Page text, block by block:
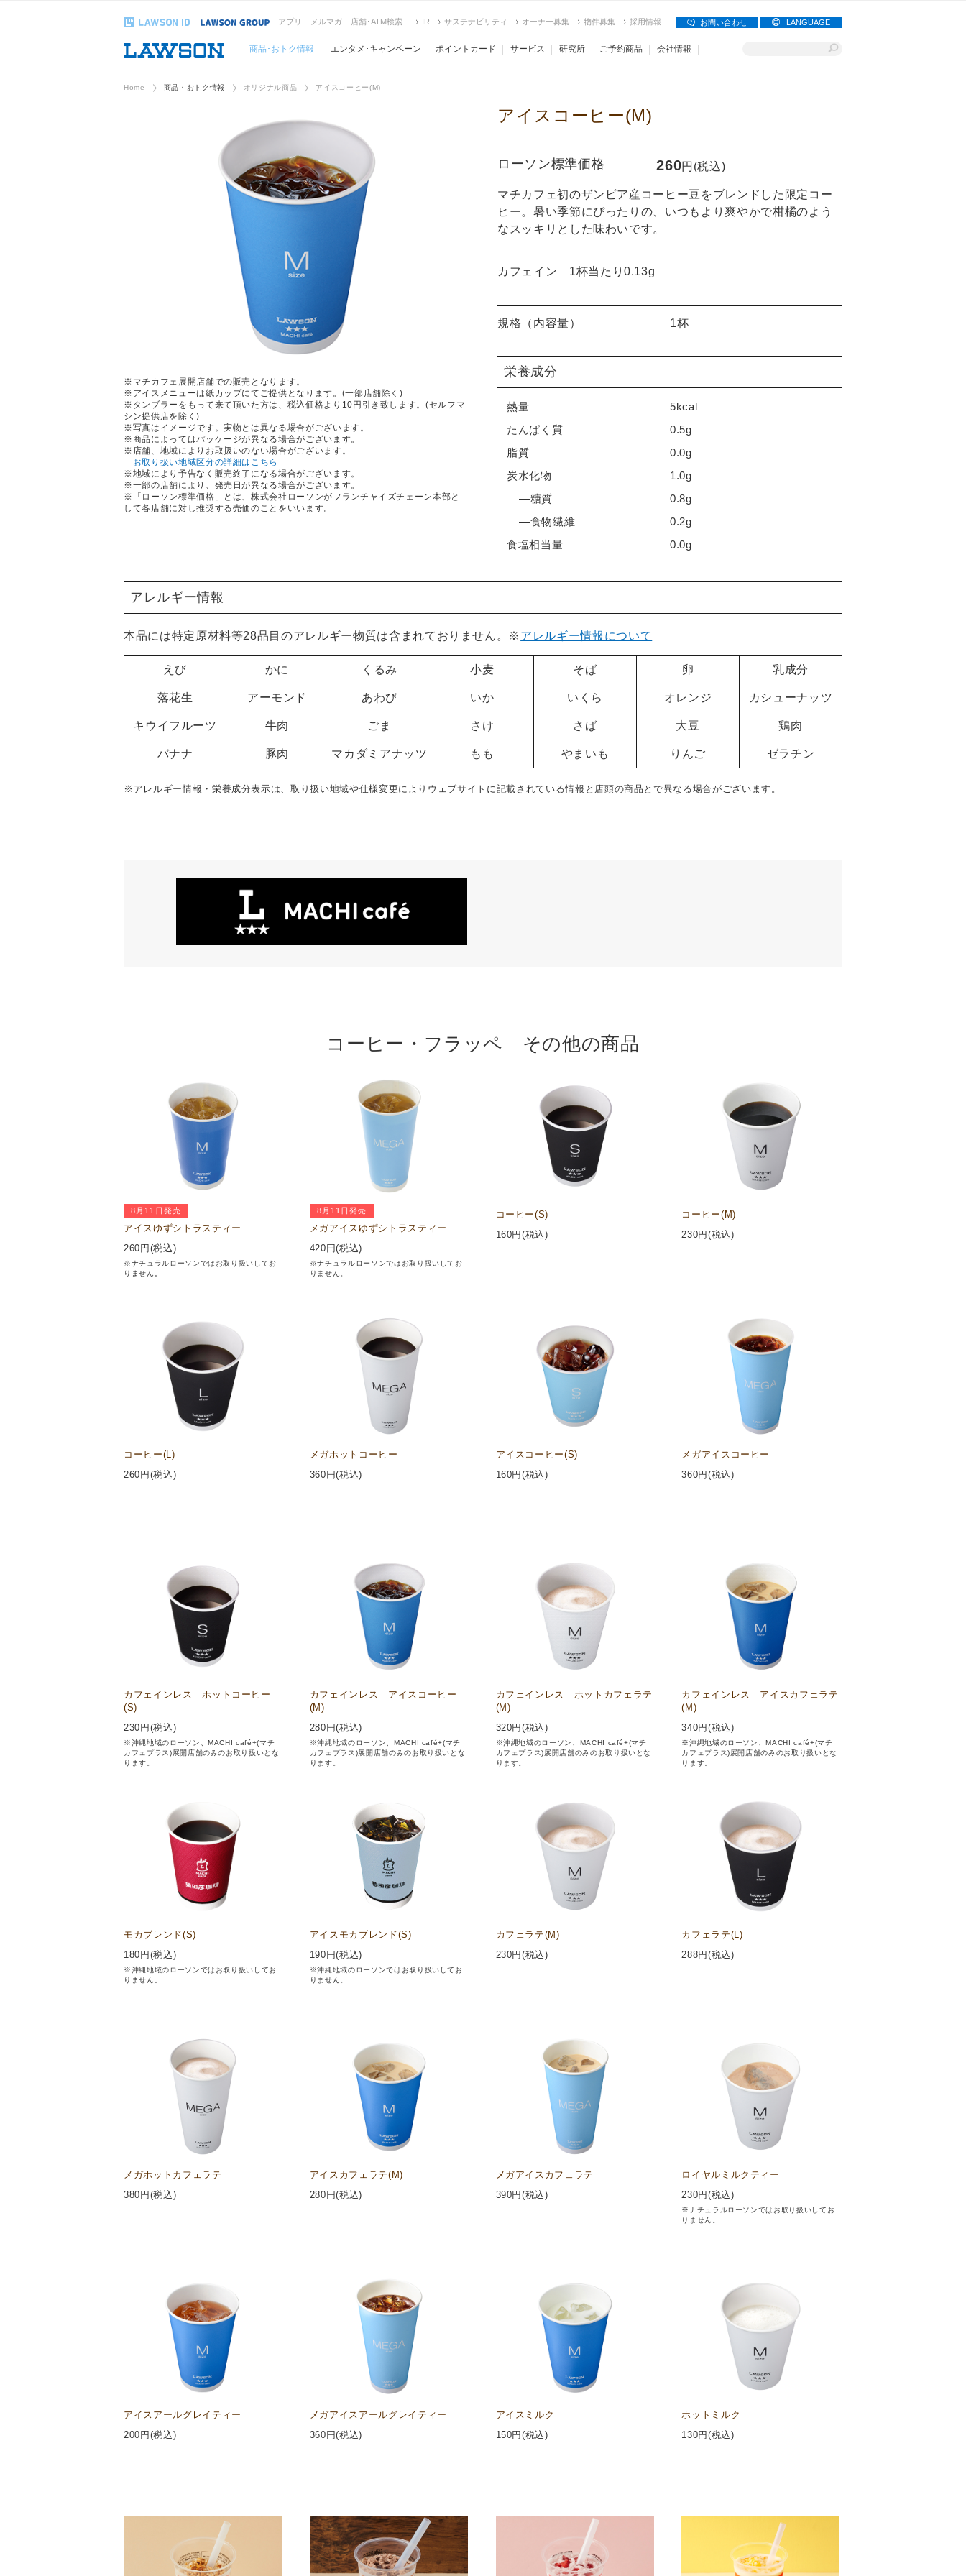
アプリ メルマガ 店舗･ATM検索 IR サステナビリティ オーナー募集 物件募集 採用情報 お問い合わせ LANGUAGE
商品･おトク情報 エンタメ･キャンペーン ポイントカード サービス 研究所 ご予約商品 会社情報
Home 商品・おトク情報 オリジナル商品 アイスコーヒー(M)
※マチカフェ展開店舗での販売となります。
※アイスメニューは紙カップにてご提供となります。(一部店舗除く)
※タンブラーをもって来て頂いた方は、税込価格より10円引き致します。(セルフマ
シン提供店を除く)
※写真はイメージです。実物とは異なる場合がございます。
※商品によってはパッケージが異なる場合がございます。
※店舗、地域によりお取扱いのない場合がございます。
お取り扱い地域区分の詳細はこちら
※地域により予告なく販売終了になる場合がございます。
※一部の店舗により、発売日が異なる場合がございます。
※「ローソン標準価格」とは、株式会社ローソンがフランチャイズチェーン本部と
して各店舗に対し推奨する売価のことをいいます。
アイスコーヒー(M)
ローソン標準価格 260円(税込)
マチカフェ初のザンビア産コーヒー豆をブレンドした限定コー
ヒー。暑い季節にぴったりの、いつもより爽やかで柑橘のよう
なスッキリとした味わいです。
カフェイン 1杯当たり0.13g
規格（内容量） 1杯
栄養成分
熱量
5kcal
たんぱく質
0.5g
脂質
0.0g
炭水化物
1.0g
糖質
0.8g
食物繊維
0.2g
食塩相当量
0.0g
アレルギー情報
本品には特定原材料等28品目のアレルギー物質は含まれておりません。※ アレルギー情報について
えび かに くるみ 小麦 そば 卵 乳成分
落花生 アーモンド あわび いか いくら オレンジ カシューナッツ
キウイフルーツ 牛肉 ごま さけ さば 大豆 鶏肉
バナナ 豚肉 マカダミアナッツ もも やまいも りんご ゼラチン
※アレルギー情報・栄養成分表示は、取り扱い地域や仕様変更によりウェブサイトに記載されている情報と店頭の商品とで異なる場合がございます。
コーヒー・フラッペ その他の商品
8月11日発売
アイスゆずシトラスティー
260 円(税込)
※ナチュラルローソンではお取り扱いしてお
りません。
8月11日発売
メガアイスゆずシトラスティー
420 円(税込)
※ナチュラルローソンではお取り扱いしてお
りません。
コーヒー(S)
160円(税込)
コーヒー(M)
230円(税込)
コーヒー(L)
260 円(税込)
メガホットコーヒー
360 円(税込)
アイスコーヒー(S)
160円(税込)
メガアイスコーヒー
360円(税込)
カフェインレス ホットコーヒー
(S)
230 円(税込)
※沖縄地域のローソン、MACHI café+(マチ
カフェプラス)展開店舗のみのお取り扱いとな
ります。
カフェインレス アイスコーヒー
(M)
280 円(税込)
※沖縄地域のローソン、MACHI café+(マチ
カフェプラス)展開店舗のみのお取り扱いとな
ります。
カフェインレス ホットカフェラテ
(M)
320円(税込)
※沖縄地域のローソン、MACHI café+(マチ
カフェプラス)展開店舗のみのお取り扱いとな
ります。
カフェインレス アイスカフェラテ
(M)
340円(税込)
※沖縄地域のローソン、MACHI café+(マチ
カフェプラス)展開店舗のみのお取り扱いとな
ります。
モカブレンド(S)
180 円(税込)
※沖縄地域のローソンではお取り扱いしてお
りません。
アイスモカブレンド(S)
190 円(税込)
※沖縄地域のローソンではお取り扱いしてお
りません。
カフェラテ(M)
230円(税込)
カフェラテ(L)
288円(税込)
メガホットカフェラテ
380 円(税込)
アイスカフェラテ(M)
280 円(税込)
メガアイスカフェラテ
390円(税込)
ロイヤルミルクティー
230円(税込)
※ナチュラルローソンではお取り扱いしてお
りません。
アイスアールグレイティー
200 円(税込)
メガアイスアールグレイティー
360 円(税込)
アイスミルク
150円(税込)
ホットミルク
130円(税込)